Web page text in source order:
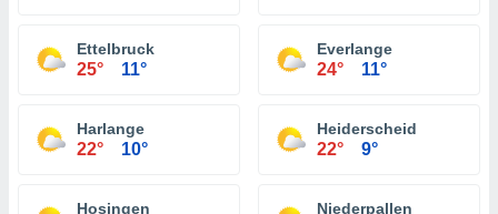
Ettelbruck
25° 11°
Everlange
24° 11°
Harlange
22° 10°
Heiderscheid
22° 9°
Hosingen Niederpallen